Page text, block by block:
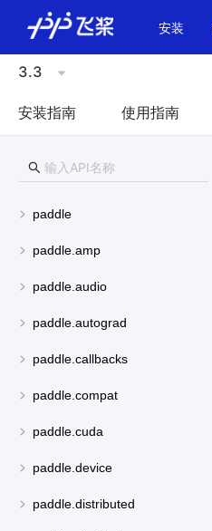
安装
3.3
安装指南 使用指南
paddle
paddle.amp
paddle.audio
paddle.autograd
paddle.callbacks
paddle.compat
paddle.cuda
paddle.device
paddle.distributed